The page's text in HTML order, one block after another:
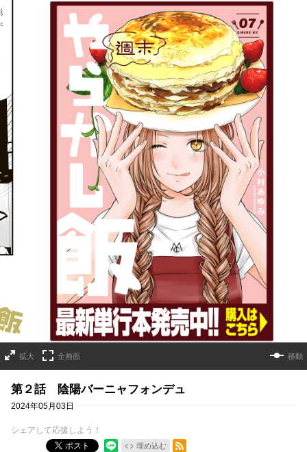
詳細ページへのリンク
拡大 全画面 移動
第２話 陰陽バーニャフォンデュ
2024年05月03日
シェアして応援しよう！
ポスト
埋め込む
RSSフィード